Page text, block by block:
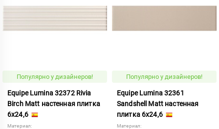
Популярно у дизайнеров!
Equipe Lumina 32372 Rivia
Birch Matt настенная плитка
6x24,6
Материал:
Популярно у дизайнеров!
Equipe Lumina 32361
Sandshell Matt настенная
плитка 6x24,6
Материал: